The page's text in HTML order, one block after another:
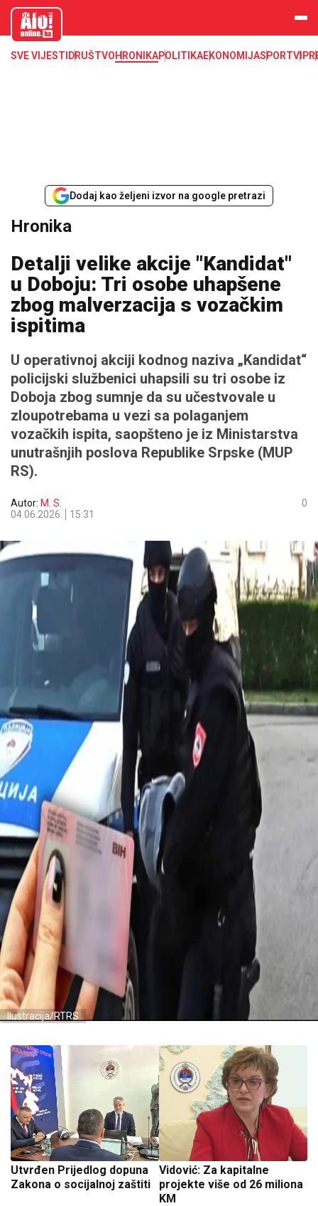
aloonline.b
SVE VIJESTI DRUŠTVOHRONIKAPOLITIKAEKONOMIJASPORTVIP
Dodaj kao željeni izvor na google pretrazi
Hronika
Detalji velike akcije "Kandidat"
u Doboju: Tri osobe uhapšene
zbog malverzacija s vozačkim
ispitima
U operativnoj akciji kodnog naziva „Kandidat“
policijski službenici uhapsili su tri osobe iz
Doboja zbog sumnje da su učestvovale u
zloupotrebama u vezi sa polaganjem
vozačkih ispita, saopšteno je iz Ministarstva
unutrašnjih poslova Republike Srpske (MUP
RS).
Autor: M. S.
04.06.2026.
15:31
0
Ilustracija/RTRS
Utvrđen Prijedlog dopuna
Zakona o socijalnoj zaštiti
Vidović: Za kapitalne
projekte više od 26 miliona
KM